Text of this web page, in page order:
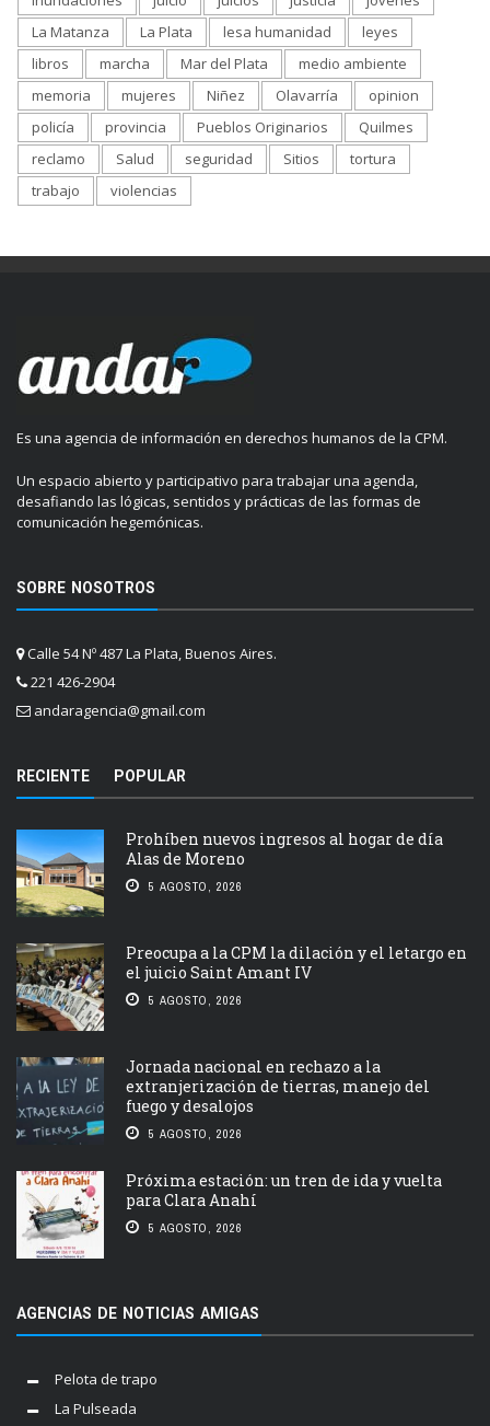
La Matanza
La Plata lesa humanidad
leyes
libros
marcha Mar del Plata
medio ambiente
memoria
mujeres Niñez Olavarría
opinion
policía
provincia Pueblos Originarios
Quilmes
reclamo
Salud seguridad Sitios
tortura
trabajo
violencias
Es una agencia de información en derechos humanos de la CPM.
Un espacio abierto y participativo para trabajar una agenda,
desafiando las lógicas, sentidos y prácticas de las formas de
comunicación hegemónicas.
SOBRE NOSOTROS
Calle 54 Nº 487 La Plata, Buenos Aires.
221 426-2904
andaragencia@gmail.com
RECIENTE POPULAR
Prohíben nuevos ingresos al hogar de día
Alas de Moreno
5 AGOSTO, 2026
Preocupa a la CPM la dilación y el letargo en
el juicio Saint Amant IV
5 AGOSTO, 2026
Jornada nacional en rechazo a la
extranjerización de tierras, manejo del
fuego y desalojos
5 AGOSTO, 2026
Próxima estación: un tren de ida y vuelta
para Clara Anahí
5 AGOSTO, 2026
AGENCIAS DE NOTICIAS AMIGAS
Pelota de trapo
La Pulseada